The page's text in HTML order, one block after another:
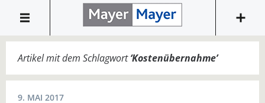
Artikel mit dem Schlagwort‘Kostenübernahme’
9. MAI 2017